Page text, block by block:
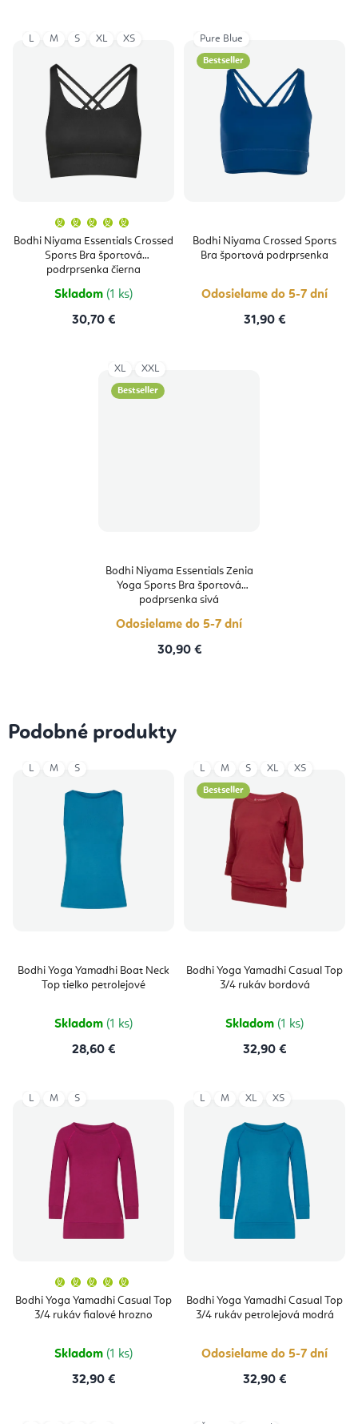
Bodhi Niyama Essentials Crossed
Sports Bra športová
podrprsenka čierna
produktu
je
5,0
z
5
Skladom (1 ks)
30,70 €
L M S XL XS
Bestseller
Bodhi Niyama Crossed Sports
Bra športová podrprsenka
Odosielame do 5-7 dní
31,90 €
Pure Blue
Bestseller
Bodhi Niyama Essentials Zenia
Yoga Sports Bra športová
podprsenka sivá
Odosielame do 5-7 dní
30,90 €
XL XXL
Podobné produkty
Bodhi Yoga Yamadhi Boat Neck
Top tielko petrolejové
Skladom (1 ks)
28,60 €
L M S
Bestseller
Bodhi Yoga Yamadhi Casual Top
3/4 rukáv bordová
Skladom (1 ks)
32,90 €
L M S XL XS
Bodhi Yoga Yamadhi Casual Top
3/4 rukáv fialové hrozno
produktu
je
5,0
Skladom (1 ks)
32,90 €
L M S
Bodhi Yoga Yamadhi Casual Top
3/4 rukáv petrolejová modrá
Odosielame do 5-7 dní
32,90 €
L M XL XS